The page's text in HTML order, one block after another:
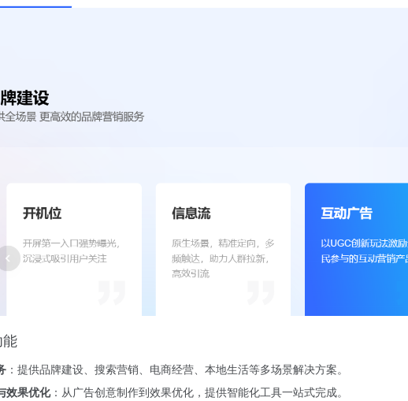
：提供品牌建设、搜索营销、电商经营、本地生活等多场景解决方案。
效果优化：从广告创意制作到效果优化，提供智能化工具一站式完成。